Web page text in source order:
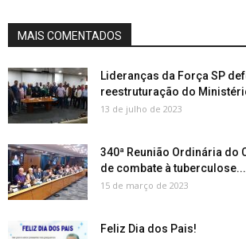
MAIS COMENTADOS
Lideranças da Força SP
reestruturação do
13 de julho de 2023
340ª Reunião Ordinária do
de combate à tuberculose...
15 de março de 2023
Feliz Dia dos Pais!